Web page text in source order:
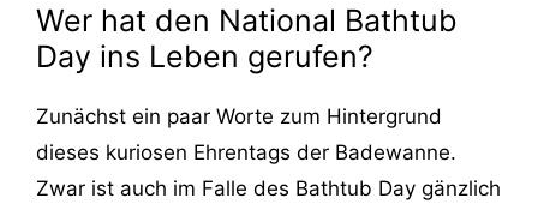
Wer hat den National Bathtub
Day ins Leben gerufen?
Zunächst ein paar Worte zum Hintergrund
dieses kuriosen Ehrentags der Badewanne.
Zwar ist auch im Falle des Bathtub Day gänzlich